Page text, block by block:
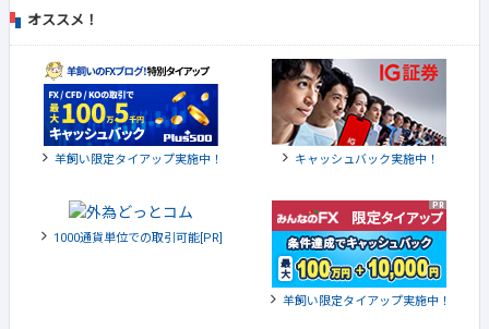
オススメ！
羊飼い限定タイアップ実施中！ キャッシュバック実施中！
1000通貨単位での取引可能[PR]
羊飼い限定タイアップ実施中！